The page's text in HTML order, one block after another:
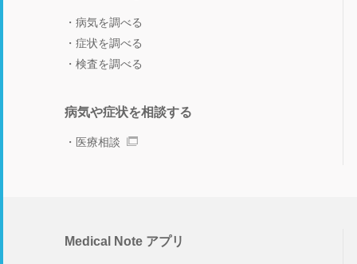
病気を調べる
症状を調べる
検査を調べる
病気や症状を相談する
医療相談
Medical Note アプリ